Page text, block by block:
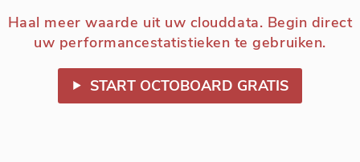
Haal meer waarde uit uw clouddata. Begin direct
uw performancestatistieken te gebruiken.
START OCTOBOARD GRATIS